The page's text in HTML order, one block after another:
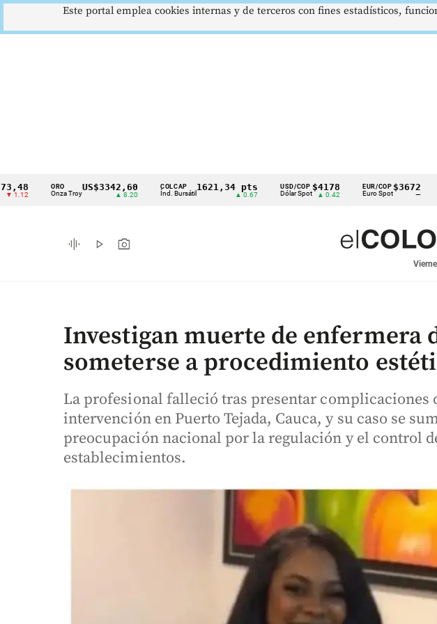
Cintillo
indicadores
económicos
Onza Troy
US$3342,60 COLCAP
Índ. Bursátil
1621,34 pts USD/COP
Dólar Spot
$4178
▲ 0.42
EUR/COP
Euro Spot
$3672
— Tasa
graphic_eq play_arrow photo_camera
Investigan muerte de enfermera
someterse a procedimiento
La profesional falleció tras presentar complicaciones
intervención en Puerto Tejada, Cauca, y su caso se
preocupación nacional por la regulación y el control
establecimientos.
Este portal emplea cookies internas y de terceros con fines estadísticos,